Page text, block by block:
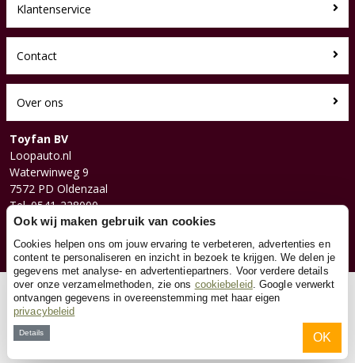
Klantenservice
Contact
Over ons
Toyfan BV
Loopauto.nl
Waterwinweg 9
7572 PD Oldenzaal
Tel. 0541-228000
Facebook
Instagram
© 2026 Toyfan BV
Ook wij maken gebruik van cookies
Cookies helpen ons om jouw ervaring te verbeteren, advertenties en
content te personaliseren en inzicht in bezoek te krijgen. We delen je
gegevens met analyse- en advertentiepartners. Voor verdere details
over onze verzamelmethoden, zie ons cookiebeleid. Google verwerkt
ontvangen gegevens in overeenstemming met haar eigen
privacybeleid
Details OK